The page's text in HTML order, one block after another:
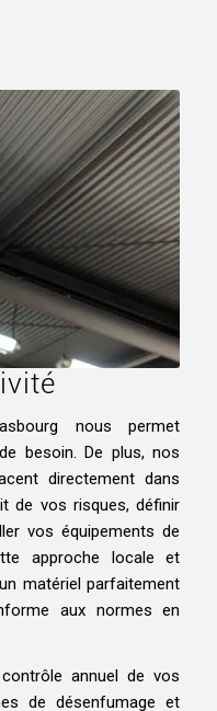
nous permet
besoin. De plus, nos
directement dans
de vos risques, définir
vos équipements de
approche locale et
matériel parfaitement
aux normes en
annuel de vos
de désenfumage et